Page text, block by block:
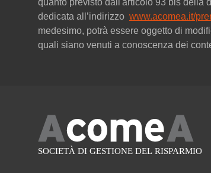
quanto previsto dall'articolo 93 bis della
dedicata all’indirizzo www.acomea.it/
medesimo, potrà essere oggetto di
quali siano venuti a conoscenza dei